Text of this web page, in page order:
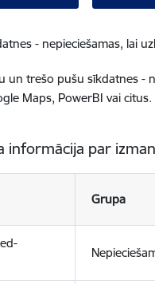
- nepieciešamas, lai
un trešo pušu sīkdatnes -
Maps, PowerBI vai citus.
informācija par
Grupa